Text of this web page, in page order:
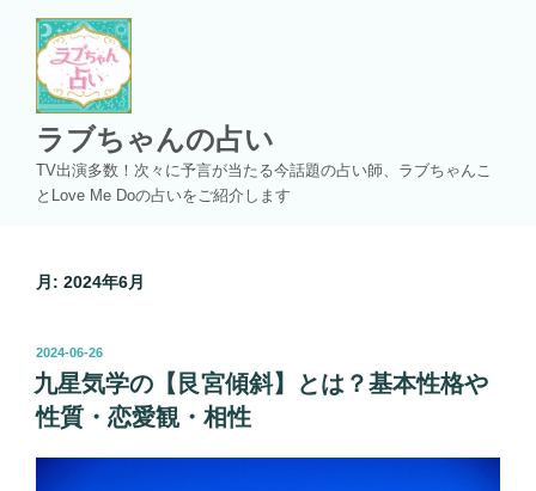
ラブちゃんの占い
TV出演多数！次々に予言が当たる今話題の占い師、ラブちゃんこ
とLove Me Doの占いをご紹介します
月: 2024年6月
投
稿
日:
2024-06-26
九星気学の【艮宮傾斜】とは？基本性格や
性質・恋愛観・相性